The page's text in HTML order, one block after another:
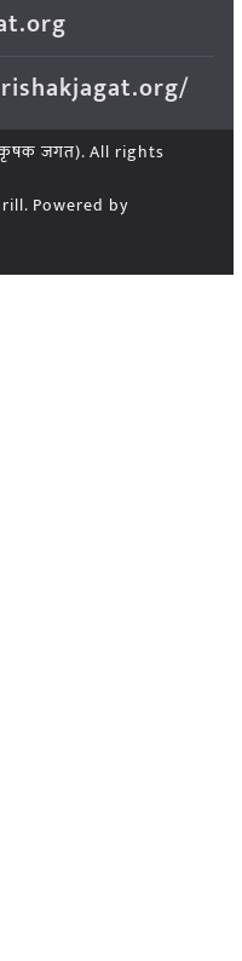
जगत). All rights
Powered by